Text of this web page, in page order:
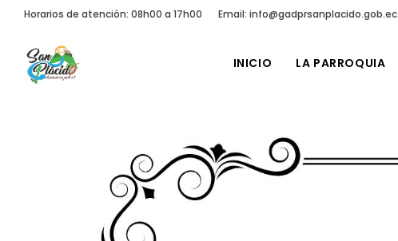
Horarios de atención: 08h00 a 17h00 Email: info@gadprsanplacido.gob.ec
INICIO LA PARROQUIA